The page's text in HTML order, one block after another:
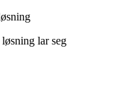
lar seg